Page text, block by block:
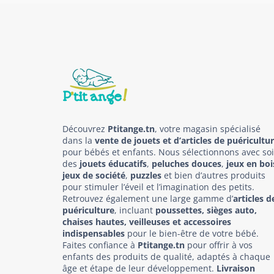
Découvrez Ptitange.tn, votre magasin spécialisé
dans la vente de jouets et d’articles de
pour bébés et enfants. Nous sélectionnons avec
des jouets éducatifs, peluches douces, jeux en
jeux de société, puzzles et bien d’autres produits
pour stimuler l’éveil et l’imagination des petits.
Retrouvez également une large gamme d’articles
puériculture, incluant poussettes, sièges auto,
chaises hautes, veilleuses et accessoires
indispensables pour le bien-être de votre bébé.
Faites confiance à Ptitange.tn pour offrir à vos
enfants des produits de qualité, adaptés à chaque
âge et étape de leur développement. Livraison